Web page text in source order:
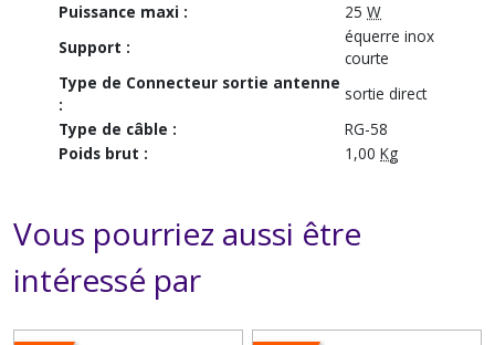
Puissance maxi :
25 W
Support :
équerre inox
courte
Type de Connecteur sortie antenne
:
sortie direct
Type de câble :
RG-58
Poids brut :
1,00 Kg
Vous pourriez aussi être
intéressé par